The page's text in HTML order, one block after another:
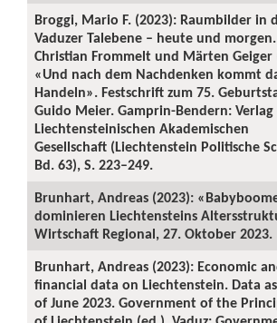
Broggi, Mario F. (2023): Raumbilder in
Vaduzer Talebene – heute und
Christian Frommelt und Märten Geiger
«Und nach dem Nachdenken kommt
Handeln». Festschrift zum 75.
Guido Meier. Gamprin-Bendern:
Liechtensteinischen Akademischen
Gesellschaft (Liechtenstein Politische
Bd. 63), S. 223–249.
Brunhart, Andreas (2023):
dominieren Liechtensteins
Wirtschaft Regional, 27. Oktober 2023.
Brunhart, Andreas (2023): Economic
financial data on Liechtenstein. Data
of June 2023. Government of the